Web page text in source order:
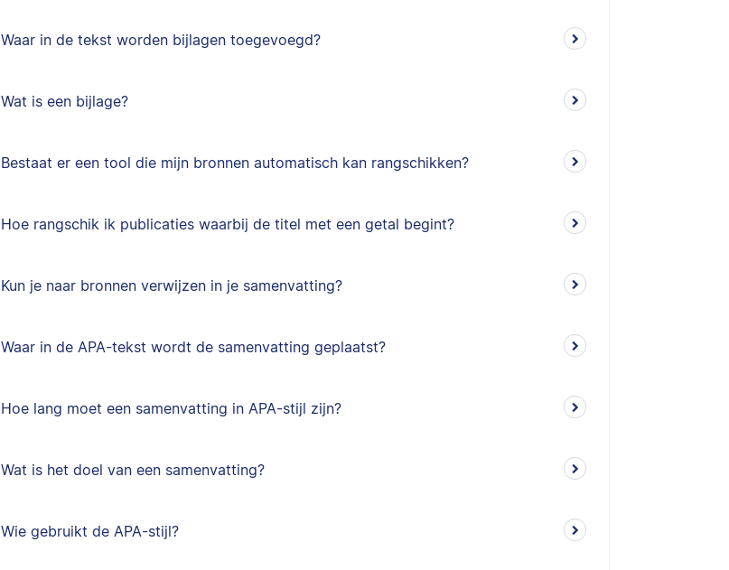
Waar in de tekst worden bijlagen toegevoegd?
Wat is een bijlage?
Bestaat er een tool die mijn bronnen automatisch kan rangschikken?
Hoe rangschik ik publicaties waarbij de titel met een getal begint?
Kun je naar bronnen verwijzen in je samenvatting?
Waar in de APA-tekst wordt de samenvatting geplaatst?
Hoe lang moet een samenvatting in APA-stijl zijn?
Wat is het doel van een samenvatting?
Wie gebruikt de APA-stijl?